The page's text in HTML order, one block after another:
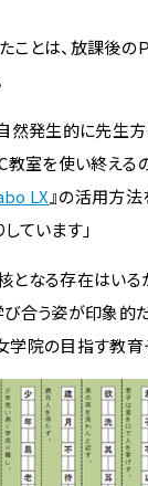
とは、放課後の
然発生的に先生
教室を使い終える
LX』の活用方法
ています」
なる存在はいる
び合う姿が印象的
学院の目指す教育